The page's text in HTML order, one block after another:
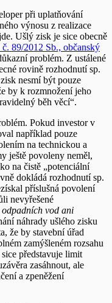
při uplatňování
výnosu z realizace
Ušlý zisk je sice obecně
č. 89/2012 Sb., občanský
problém. Z ustálené
rovině rozhodnutí sp.
nesmí být pouze
by k rozmnožení jeho
běh věcí“.
Pokud investor v
například pouze
na technickou a
ještě povoleny neměl,
na čistě „potenciální
dokládá rozhodnutí sp.
příslušná povolení
nevyřešené
odpadních vod ani
náhrady ušlého zisku
že by stavební úřad
zamýšleném rozsahu
představuje limit
zasáhnout, ale
a zpeněžení